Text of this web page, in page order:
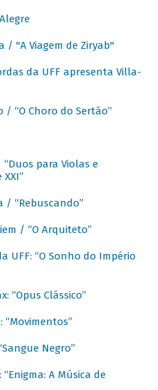
/ "A Viagem de Ziryab"
da UFF apresenta Villa-
/ “O Choro do Sertão”
para Violas e
/ “Rebuscando”
/ “O Arquiteto”
UFF: “O Sonho do Império
“Opus Clássico”
Negro”
“Enigma: A Música de